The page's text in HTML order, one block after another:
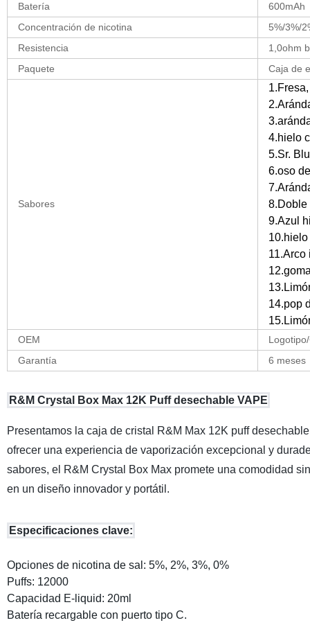
Batería
600mAh
Concentración de nicotina
5%/3%/
Resistencia
1,0ohm
Paquete
Caja de
Sabores
4.hielo
5.Sr.
6.oso
8.Doble
9.Azul
11.Arco
14.pop
OEM
Garantía
6 meses
R&M Crystal Box Max 12K Puff desechable VAPE
Presentamos la caja de cristal R&M Max 12K puff
ofrecer una experiencia de vaporización excepcional y
sabores, el R&M Crystal Box Max promete una comodidad
en un diseño innovador y portátil.
Especificaciones clave:
Opciones de nicotina de sal: 5%, 2%, 3%, 0%
Puffs: 12000
Capacidad E-liquid: 20ml
Batería recargable con puerto tipo C.